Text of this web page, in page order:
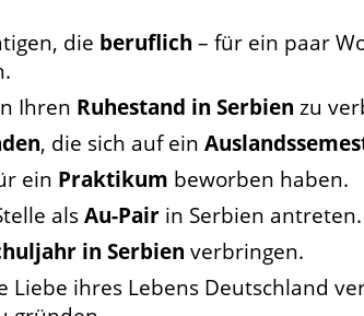
die beruflich – für ein paar
Ihren Ruhestand in Serbien zu
, die sich auf ein
ein Praktikum beworben haben.
alsAu-Pair in Serbien antreten.
in Serbien verbringen.
Liebe ihres Lebens Deutschland